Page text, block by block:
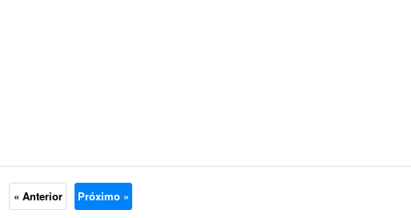
« Anterior Próximo »